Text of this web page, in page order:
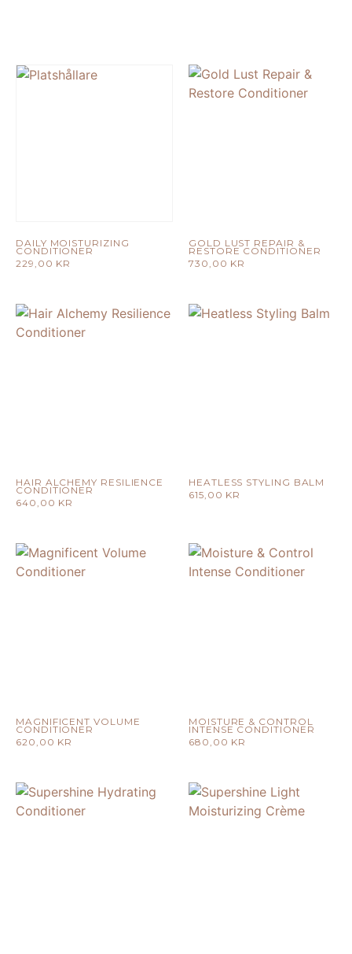
DAILY MOISTURIZING
CONDITIONER
229,00 KR
GOLD LUST REPAIR &
RESTORE CONDITIONER
730,00 KR
HAIR ALCHEMY RESILIENCE
CONDITIONER
640,00 KR
HEATLESS STYLING BALM
615,00 KR
MAGNIFICENT VOLUME
CONDITIONER
620,00 KR
MOISTURE & CONTROL
INTENSE CONDITIONER
680,00 KR